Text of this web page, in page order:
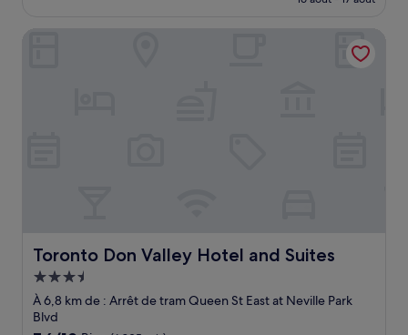
de
147 €
Toronto Don Valley Hotel and Suites
Toronto Don Valley Hotel and Suites
Hébergement
3.5 étoiles
À 6,8 km de : Arrêt de tram Queen St East at Neville Park
Blvd